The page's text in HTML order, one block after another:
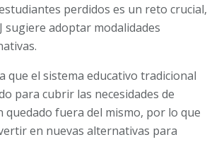
una Sociedad más Justa (ASJ)
19, 2025
perdidos es un reto crucial,
sugiere adoptar modalidades
que el sistema educativo tradicional
para cubrir las necesidades de
quedado fuera del mismo, por lo que
en nuevas alternativas para